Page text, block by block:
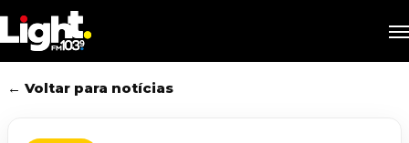
to
main
content
← Voltar para notícias